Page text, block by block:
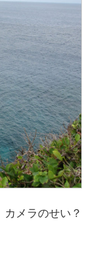
メラのせい？